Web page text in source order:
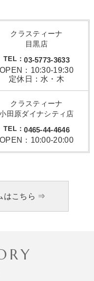
クラスティーナ
目黒店
TEL：03-5773-3633
OPEN：10:30-19:30
定休日：水・木
クラスティーナ
田原ダイナシティ店
TEL：0465-44-4646
OPEN：10:00-20:00
はこちら ⇒